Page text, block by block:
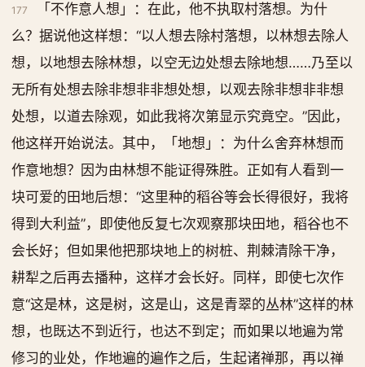
177
「不作意人想」：在此，他不执取村落想。为什
么？据说他这样想：“以人想去除村落想，以林想去除人
想，以地想去除林想，以空无边处想去除地想……乃至以
无所有处想去除非想非非想处想，以观去除非想非非想
处想，以道去除观，如此我将次第显示究竟空。”因此，
他这样开始说法。其中，「地想」：为什么舍弃林想而
作意地想？因为由林想不能证得殊胜。正如有人看到一
块可爱的田地后想：“这里种的稻谷等会长得很好，我将
得到大利益”，即使他反复七次观察那块田地，稻谷也不
会长好；但如果他把那块地上的树桩、荆棘清除干净，
耕犁之后再去播种，这样才会长好。同样，即使七次作
意“这是林，这是树，这是山，这是青翠的丛林”这样的林
想，也既达不到近行，也达不到定；而如果以地遍为常
修习的业处，作地遍的遍作之后，生起诸禅那，再以禅